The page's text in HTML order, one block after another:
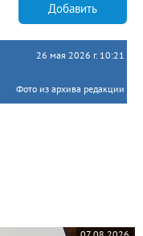
Добавить
26 мая 2026 г. 10:21
Фото из архива редакции